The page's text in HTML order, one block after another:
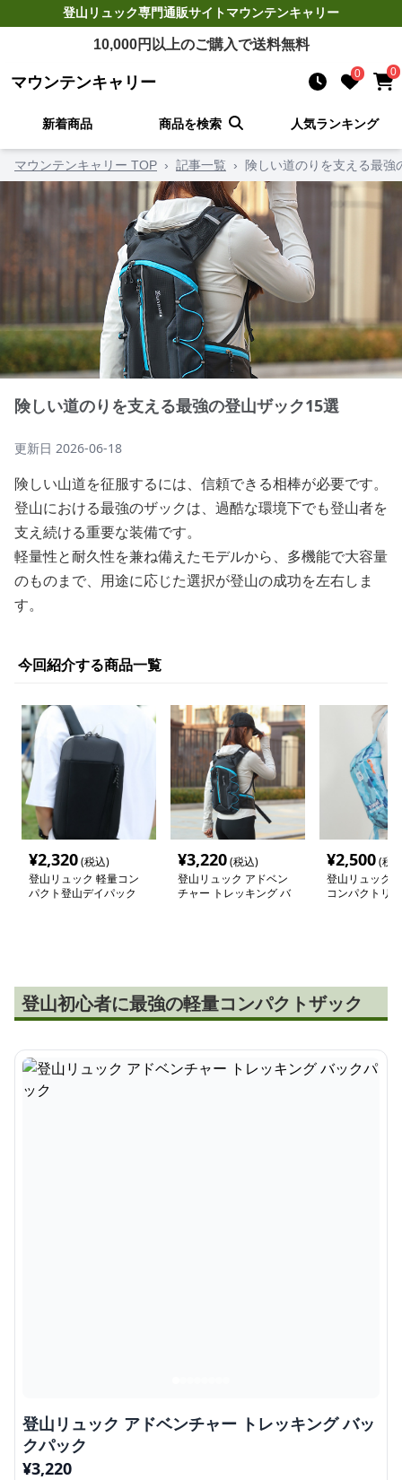
登山リュック専門通販サイトマウンテンキャリー
10,000円以上のご購入で送料無料
マウンテンキャリー 0 0
新着商品 商品を検索 人気ランキング
マウンテンキャリー TOP › 記事一覧 › 険しい道のりを支える最強
険しい道のりを支える最強の登山ザック15選
更新日 2026-06-18
険しい山道を征服するには、信頼できる相棒が必要です。
登山における最強のザックは、過酷な環境下でも登山者を
支え続ける重要な装備です。
軽量性と耐久性を兼ね備えたモデルから、多機能で大容量
のものまで、用途に応じた選択が登山の成功を左右しま
す。
今回紹介する商品一覧
¥2,320(税込)
登山リュック 軽量コン
パクト登山デイパック
¥3,220(税込)
登山リュック アドベン
チャー トレッキング バ
¥2,500(税
登山リュック
コンパクトリ
登山初心者に最強の軽量コンパクトザック
登山リュック アドベンチャー トレッキング バッ
クパック
¥3,220